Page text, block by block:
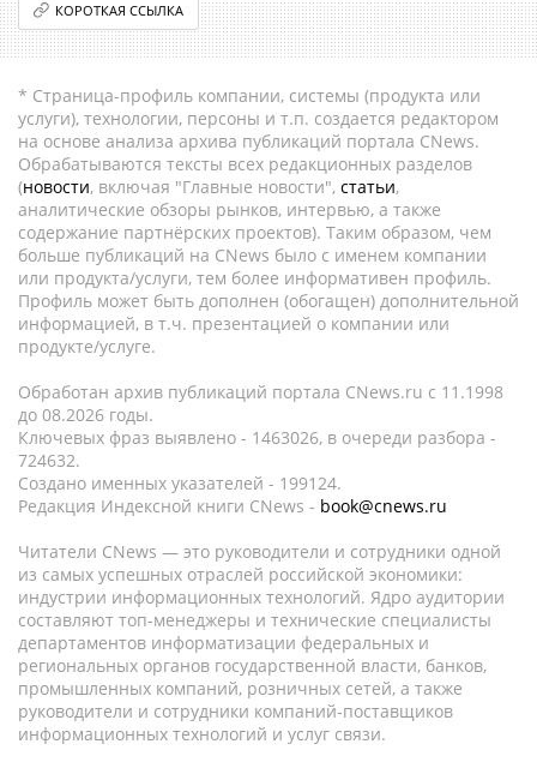
КОРОТКАЯ ССЫЛКА
* Страница-профиль компании, системы (продукта или
услуги), технологии, персоны и т.п. создается редактором
на основе анализа архива публикаций портала CNews.
Обрабатываются тексты всех редакционных разделов
(новости, включая "Главные новости", статьи,
аналитические обзоры рынков, интервью, а также
содержание партнёрских проектов). Таким образом, чем
больше публикаций на CNews было с именем компании
или продукта/услуги, тем более информативен профиль.
Профиль может быть дополнен (обогащен) дополнительной
информацией, в т.ч. презентацией о компании или
продукте/услуге.
Обработан архив публикаций портала CNews.ru c 11.1998
до 08.2026 годы.
Ключевых фраз выявлено - 1463026, в очереди разбора -
724632.
Создано именных указателей - 199124.
Редакция Индексной книги CNews - book@cnews.ru
Читатели CNews — это руководители и сотрудники одной
из самых успешных отраслей российской экономики:
индустрии информационных технологий. Ядро аудитории
составляют топ-менеджеры и технические специалисты
департаментов информатизации федеральных и
региональных органов государственной власти, банков,
промышленных компаний, розничных сетей, а также
руководители и сотрудники компаний-поставщиков
информационных технологий и услуг связи.